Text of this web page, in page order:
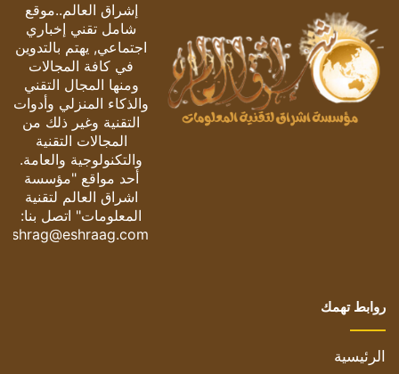
إشراق العالم..موقع
شامل تقني إخباري
اجتماعي, يهتم بالتدوين
في كافة المجالات
ومنها المجال التقني
والذكاء المنزلي وأدوات
التقنية وغير ذلك من
المجالات التقنية
والتكنولوجية والعامة.
أحد مواقع "مؤسسة
اشراق العالم لتقنية
المعلومات" اتصل بنا:
eshrag@eshraag.com
روابط تهمك
الرئيسية